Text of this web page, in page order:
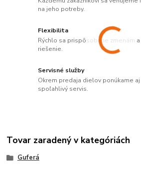
na jeho potreby.
Flexibilita
Rýchlo sa prispôsobíme zmenám
riešenie.
Servisné služby
Okrem predaja dielov ponúkame
spoľahlivý servis.
Tovar zaradený v kategóriách
Guferá